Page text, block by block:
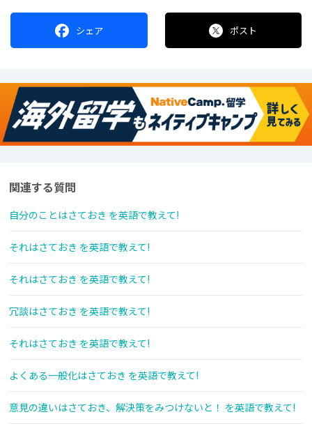
シェア ポスト
関連する質問
自分のことはさておき を英語で教えて!
それはさておき を英語で教えて!
それはさておき を英語で教えて!
冗談はさておき を英語で教えて!
それはさておき を英語で教えて!
よくある一般化はさておき を英語で教えて!
意見の違いはさておき、解決策をみつけないと！ を英語で教えて!